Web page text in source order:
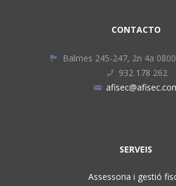
CONTACTO
Balmes 245-247, 2n 4a
932 178 262
SERVEIS
Assessoria i gestió